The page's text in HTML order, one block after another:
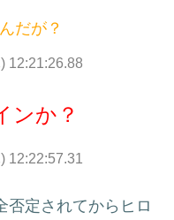
だが？
12:21:26.88
ンか？
12:22:57.31
否定されてからヒロ